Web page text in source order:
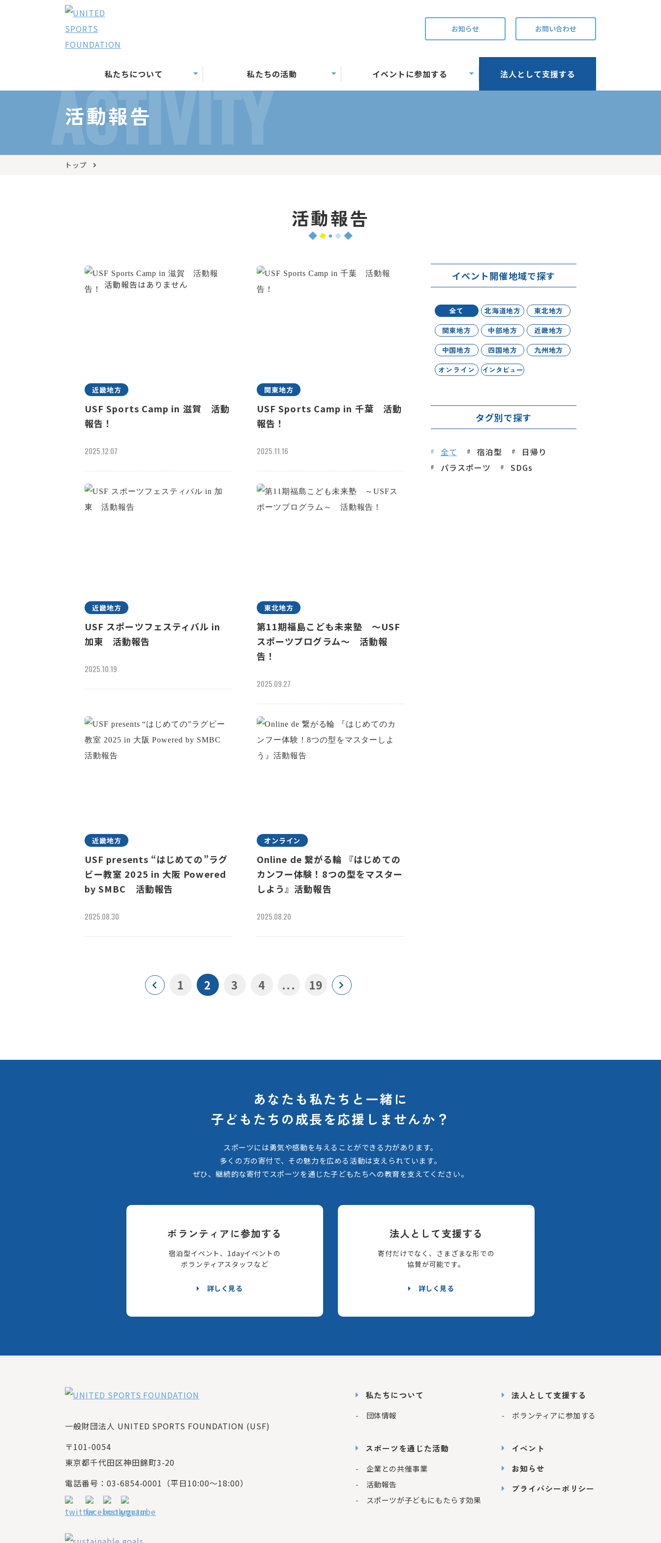
お知らせ お問い合わせ
私たちについて 私たちの活動 イベントに参加する 法人として支援する
ACTIVITY
活動報告
トップ
活動報告
近畿地方
USF Sports Camp in 滋賀 活動
報告！
2025.12.07
関東地方
USF Sports Camp in 千葉 活動
報告！
2025.11.16
近畿地方
USF スポーツフェスティバル in
加東 活動報告
2025.10.19
東北地方
第11期福島こども未来塾 ～USF
スポーツプログラム～ 活動報
告！
2025.09.27
近畿地方
USF presents “はじめての”ラグ
ビー教室 2025 in 大阪 Powered
by SMBC 活動報告
2025.08.30
オンライン
Online de 繋がる輪 『はじめての
カンフー体験！8つの型をマスター
しよう』活動報告
2025.08.20
1 2 3 4 ... 19
イベント開催地域で探す
全て 北海道地方
東北地方
関東地方
中部地方
近畿地方
中国地方
四国地方
九州地方
オンライン
インタビュー
タグ別で探す
全て 宿泊型
日帰り
パラスポーツ
SDGs
あなたも私たちと一緒に
子どもたちの成長を応援しませんか？
スポーツには勇気や感動を与えることができる力があります。
多くの方の寄付で、その魅力を広める活動は支えられています。
ぜひ、継続的な寄付でスポーツを通じた子どもたちへの教育を支えてください。
ボランティアに参加する
宿泊型イベント、1dayイベントの
ボランティアスタッフなど
詳しく見る
法人として支援する
寄付だけでなく、さまざまな形での
協賛が可能です。
詳しく見る
一般財団法人 UNITED SPORTS FOUNDATION (USF)
〒101-0054
東京都千代田区神田錦町3-20
電話番号：03-6854-0001（平日10:00～18:00）
私たちについて
団体情報
スポーツを通じた活動
企業との共催事業
活動報告
スポーツが子どもにもたらす効果
法人として支援する
ボランティアに参加する
イベント
お知らせ
プライバシーポリシー